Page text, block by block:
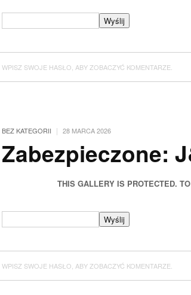
WPISZ SWOJE HASŁO, ABY ZOBACZYĆ KOMENTARZE.
BEZ KATEGORII | 28 MARCA 2026
Zabezpieczone:
THIS GALLERY IS PROTECTED.
WPISZ SWOJE HASŁO, ABY ZOBACZYĆ KOMENTARZE.